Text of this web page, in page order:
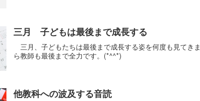
三月 子どもは最後まで成長する
三月、子どもたちは最後まで成長する姿を何度も見てき
ら教師も最後まで全力です。(*^^*)
他教科への波及する音読